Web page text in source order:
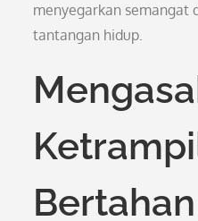
menyegarkan semangat
tantangan hidup.